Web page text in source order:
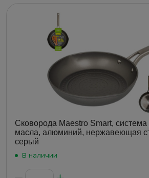
Сковорода Maestro Smart, система
масла, алюминий, нержавеющая
серый
В наличии